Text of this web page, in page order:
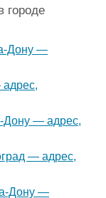
городе
Дону —
Дону — адрес,
— адрес,
Дону —